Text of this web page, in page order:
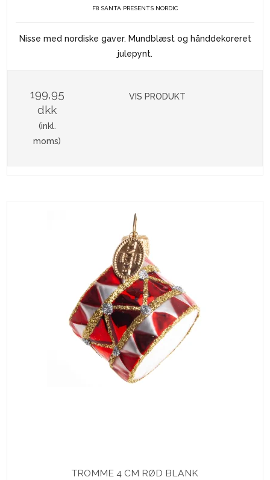
F8 SANTA PRESENTS NORDIC
Nisse med nordiske gaver. Mundblæst og hånddekoreret
julepynt.
199,95
dkk
(inkl.
moms)
VIS PRODUKT
TROMME 4 CM RØD BLANK